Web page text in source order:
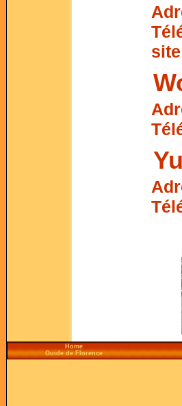
Home
Guide de Florence